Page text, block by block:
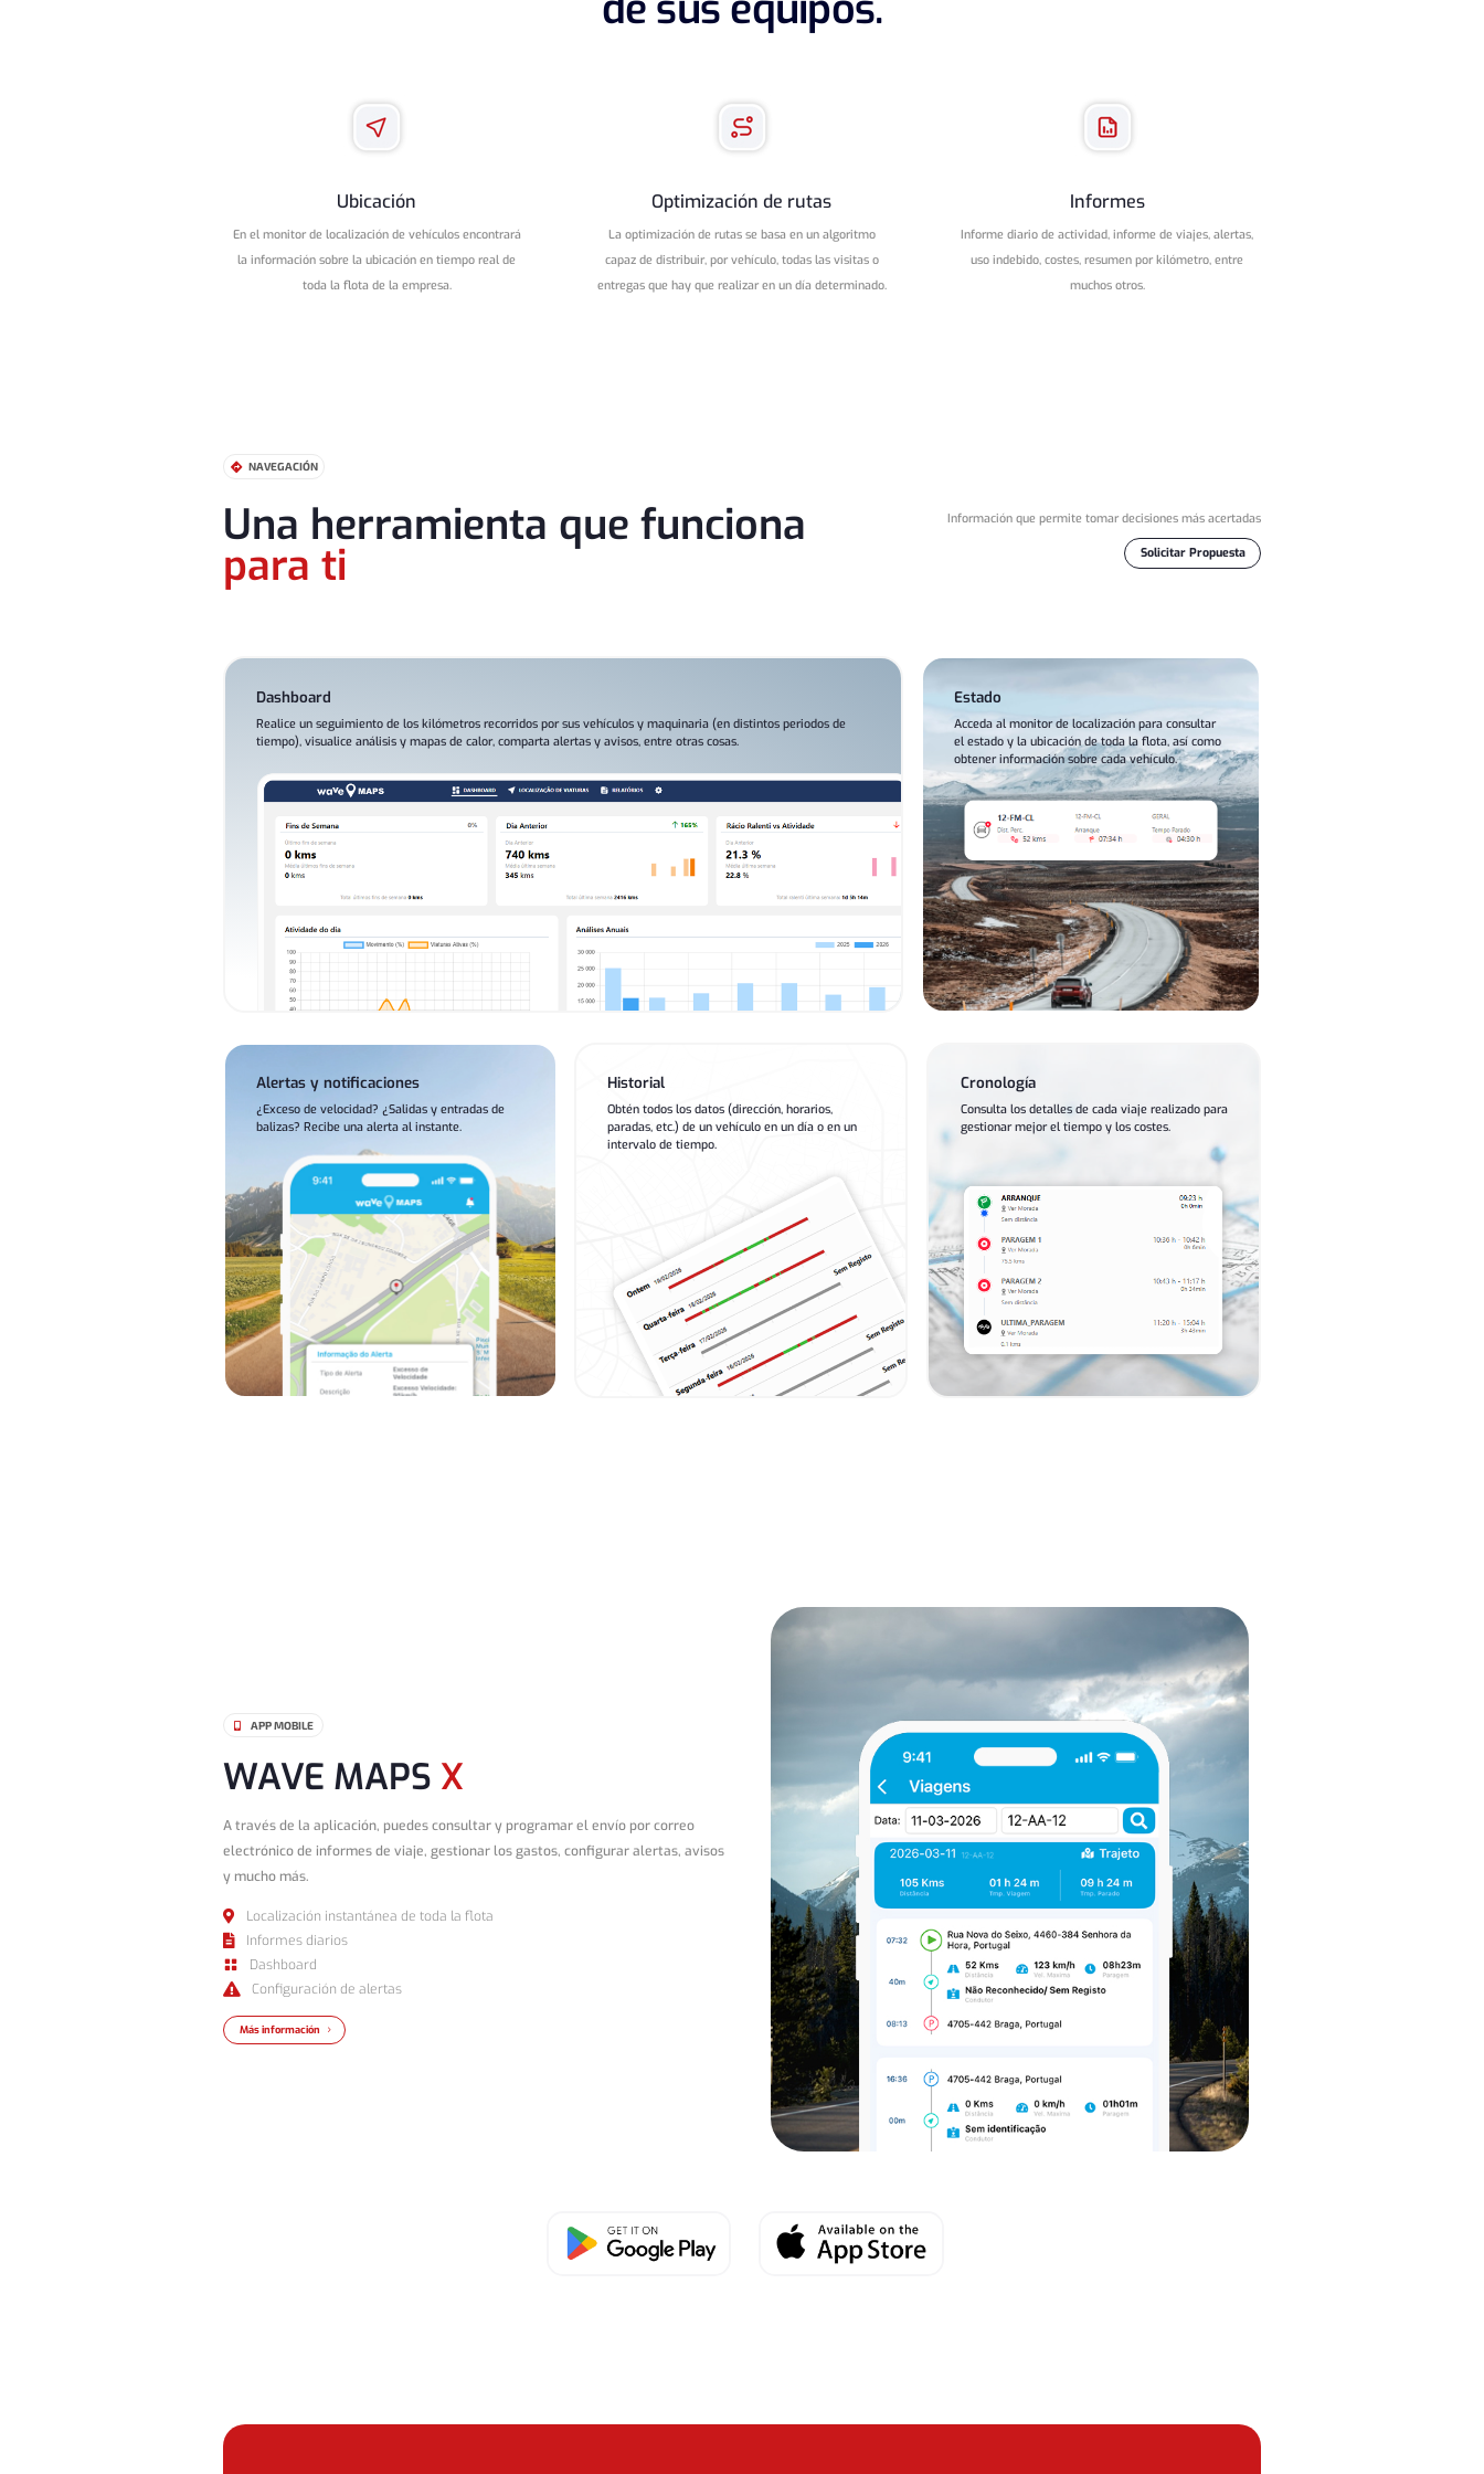
Ubicación
En el monitor de localización de vehículos encontrará
la información sobre la ubicación en tiempo real de
toda la flota de la empresa.
Optimización de rutas
La optimización de rutas se basa en un algoritmo
capaz de distribuir, por vehículo, todas las visitas o
entregas que hay que realizar en un día determinado.
Informes
Informe diario de actividad, informe de viajes, alertas,
uso indebido, costes, resumen por kilómetro, entre
muchos otros.
 NAVEGACIÓN
Una herramienta que funciona
para ti
Información que permite tomar decisiones más acertadas
Solicitar Propuesta
Dashboard
Realice un seguimiento de los kilómetros recorridos por sus vehículos y maquinaria (en distintos periodos de
tiempo), visualice análisis y mapas de calor, comparta alertas y avisos, entre otras cosas.
Estado
Acceda al monitor de localización para consultar
el estado y la ubicación de toda la flota, así como
obtener información sobre cada vehículo.
Alertas y notificaciones
¿Exceso de velocidad? ¿Salidas y entradas de
balizas? Recibe una alerta al instante.
Historial
Obtén todos los datos (dirección, horarios,
paradas, etc.) de un vehículo en un día o en un
intervalo de tiempo.
Cronología
Consulta los detalles de cada viaje realizado para
gestionar mejor el tiempo y los costes.
APP MOBILE
WAVE MAPS X
A través de la aplicación, puedes consultar y programar el envío por correo
electrónico de informes de viaje, gestionar los gastos, configurar alertas, avisos
y mucho más.
 Localización instantánea de toda la flota
 Informes diarios
 Dashboard
 Configuración de alertas
Más información